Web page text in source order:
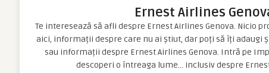
Ernest Airlines
Te interesează să afli despre Ernest Airlines Genova. Nicio
aici, informații despre care nu ai știut, dar poți să îți adaugi
sau informații despre Ernest Airlines Genova. Intră pe
descoperi o întreaga lume… inclusiv despre